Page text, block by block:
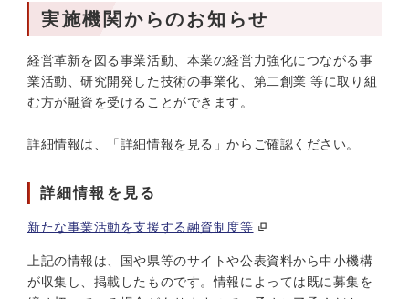
実施機関からのお知らせ
経営革新を図る事業活動、本業の経営力強化につながる事
業活動、研究開発した技術の事業化、第二創業 等に取り組
む方が融資を受けることができます。
詳細情報は、「詳細情報を見る」からご確認ください。
詳細情報を見る
新たな事業活動を支援する融資制度等
上記の情報は、国や県等のサイトや公表資料から中小機構
が収集し、掲載したものです。情報によっては既に募集を